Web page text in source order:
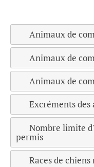
Animaux de
Animaux de
Animaux de
Excréments
Nombre limite
permis
Races de